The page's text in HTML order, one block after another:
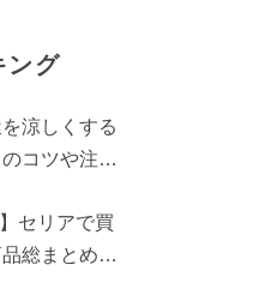
ング
涼しくする
コツや注意
セリアで買
総まとめ。